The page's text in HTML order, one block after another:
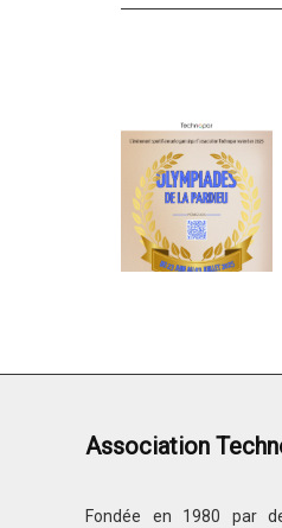
Association
Fondée en 1980 par